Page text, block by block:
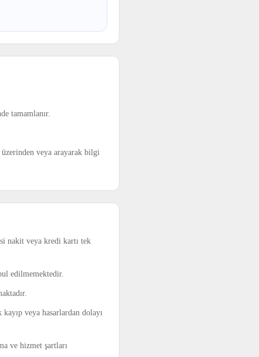
tamamlanır.
veya arayarak bilgi
nakit veya kredi kartı tek
edilmemektedir.
veya hasarlardan dolayı
ve hizmet şartları